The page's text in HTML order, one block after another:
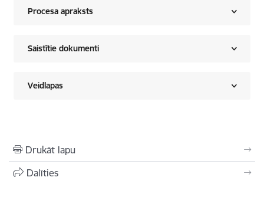
Procesa apraksts
Saistītie dokumenti
Veidlapas
Drukāt lapu
Dalīties